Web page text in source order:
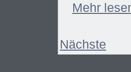
Mehr
Nächste